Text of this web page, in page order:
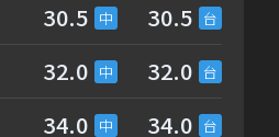
30.5 30.5
32.0 32.0
34.0 34.0